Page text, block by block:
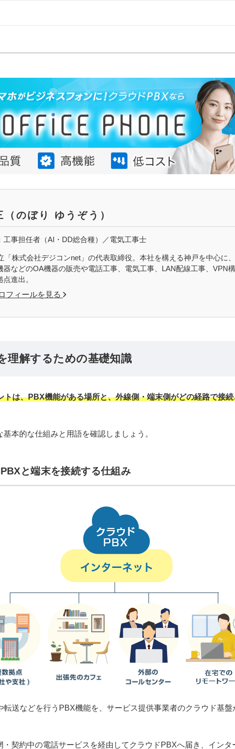
（のぼり ゆうぞう）
工事担任者（AI・DD総合種）／電気工事士
「株式会社デジコンnet」の代表取締役。本社を構える神戸を中心に
器などのOA機器の販売や電話工事、電気工事、LAN配線工事、VPN
進出。
フィールを見る
理解するための基礎知識
は、PBX機能がある場所と、外線側・端末側がどの経路で接
本的な仕組みと用語を確認しましょう。
と端末を接続する仕組み
送などを行うPBX機能を、サービス提供事業者のクラウド基盤
契約中の電話サービスを経由してクラウドPBXへ届き、イン